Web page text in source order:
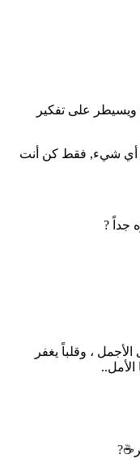
ويسيطر على تفكير
أي شيء, فقط كن أنت
جداً ?
، وقلباً يغفر
الأمل..